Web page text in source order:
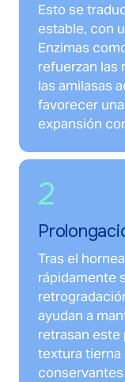
Esto se
estable, con
Enzimas
refuerzan las
las amilasas
favorecer
expansión
2
Tras el
rápidamente
ayudan a
retrasan este
textura tierna